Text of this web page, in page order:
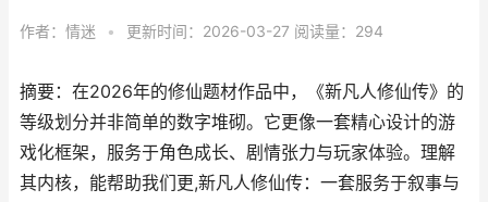
作者： 情迷 • 更新时间：2026-03-27 阅读量：294
摘要：在2026年的修仙题材作品中，《新凡人修仙传》的
等级划分并非简单的数字堆砌。它更像一套精心设计的游
戏化框架，服务于角色成长、剧情张力与玩家体验。理解
其内核，能帮助我们更,新凡人修仙传：一套服务于叙事与